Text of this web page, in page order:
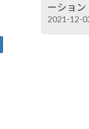
ーション
2021-12-